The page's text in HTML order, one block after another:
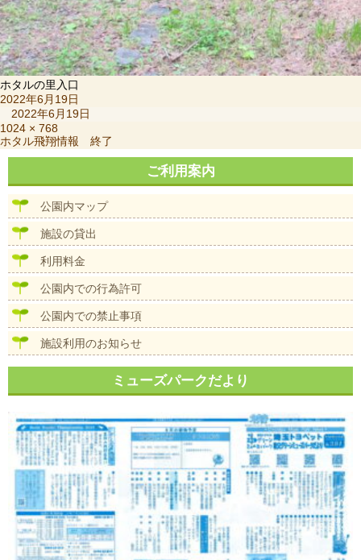
ホタルの里入口
投
日:
2022年6月19日
2022年6月19日
フ
ル
サ
ズ
1024 × 768
投
稿
ビ
ホタル飛翔情報 終了
ご利用案内
公園内マップ
施設の貸出
利用料金
公園内での行為許可
公園内での禁止事項
施設利用のお知らせ
ミューズパークだより